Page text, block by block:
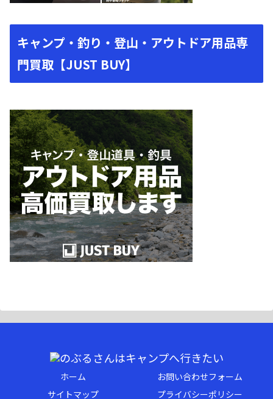
キャンプ・釣り・登山・アウトドア用品専
門買取【JUST BUY】
ホーム
お問い合わせフォーム
サイトマップ
プライバシーポリシー